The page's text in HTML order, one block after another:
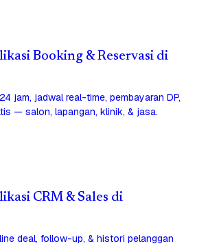
Booking & Reservasi di
jam, jadwal real-time, pembayaran DP,
— salon, lapangan, klinik, & jasa.
CRM & Sales di
deal, follow-up, & histori pelanggan